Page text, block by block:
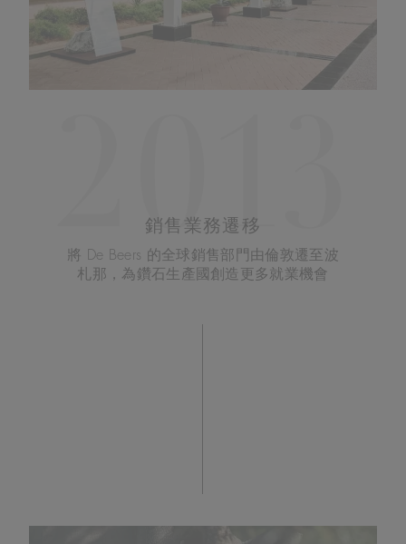
2013
銷售業務遷移
將 De Beers 的全球銷售部門由倫敦遷至波
札那，為鑽石生產國創造更多就業機會​